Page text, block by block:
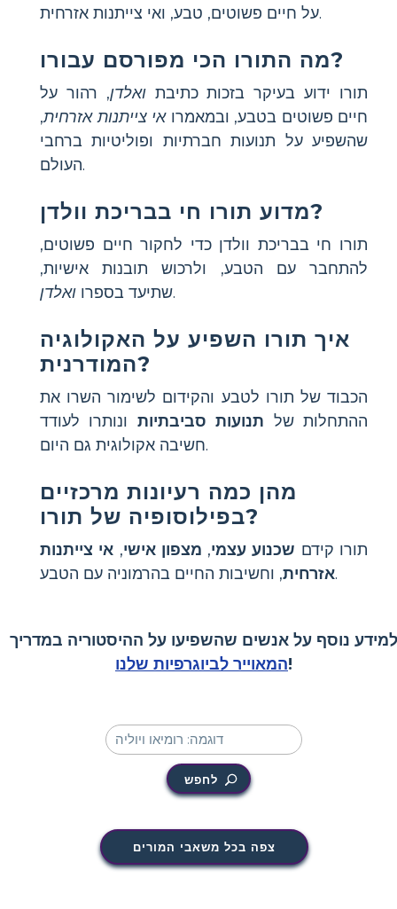
על חיים פשוטים, טבע, ואי צייתנות אזרחית.
מה התורו הכי מפורסם עבורו?
תורו ידוע בעיקר בזכות כתיבתואלדן, רהור על
חיים פשוטים בטבע, ובמאמרואי צייתנות אזרחית,
שהשפיע על תנועות חברתיות ופוליטיות ברחבי
העולם.
מדוע תורו חי בבריכת וולדן?
תורו חי בבריכת וולדן כדי לחקור חיים פשוטים,
להתחבר עם הטבע, ולרכוש תובנות אישיות,
שתיעד בספרו ואלדן .
איך תורו השפיע על האקולוגיה
המודרנית?
הכבוד של תורו לטבע והקידום לשימור השרו את
ההתחלות של תנועות סביבתיות ונותרו לעודד
חשיבה אקולוגית גם היום.
מהן כמה רעיונות מרכזיים
בפילוסופיה של תורו?
תורו קידם שכנוע עצמי, מצפון אישי, אי צייתנות
אזרחית, וחשיבות החיים בהרמוניה עם הטבע.
למידע נוסף על אנשים שהשפיעו על ההיסטוריה במדריך
המאוייר לביוגרפיות שלנו!
לחפש
צפה בכל משאבי המורים